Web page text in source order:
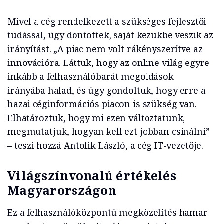
Mivel a cég rendelkezett a szükséges fejlesztői
tudással, úgy döntöttek, saját kezükbe veszik az
irányítást. „A piac nem volt rákényszerítve az
innovációra. Láttuk, hogy az online világ egyre
inkább a felhasználóbarát megoldások
irányába halad, és úgy gondoltuk, hogy erre a
hazai céginformációs piacon is szükség van.
Elhatároztuk, hogy mi ezen változtatunk,
megmutatjuk, hogyan kell ezt jobban csinálni”
– teszi hozzá Antolik László, a cég IT-vezetője.
Világszínvonalú értékelés
Magyarországon
Ez a felhasználóközpontú megközelítés hamar